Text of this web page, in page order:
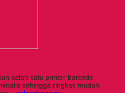
salah satu printer barcode
sehingga ringkas mudah